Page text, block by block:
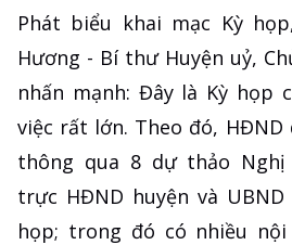
Phát biểu khai mạc Kỳ
Hương - Bí thư Huyện uỷ,
nhấn mạnh: Đây là Kỳ họp
việc rất lớn. Theo đó, HĐND
thông qua 8 dự thảo
trực HĐND huyện và
họp; trong đó có nhiều